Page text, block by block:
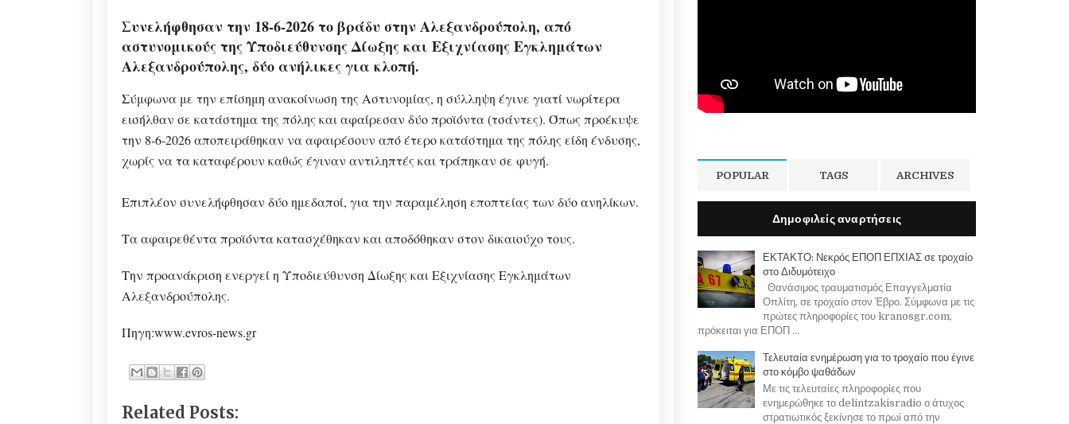
Συνελήφθησαν την 18-6-2026 το βράδυ στην Αλεξανδρούπολη, από
αστυνομικούς της Υποδιεύθυνσης Δίωξης και Εξιχνίασης Εγκλημάτων
Αλεξανδρούπολης, δύο ανήλικες για κλοπή.
Σύμφωνα με την επίσημη ανακοίνωση της Αστυνομίας, η σύλληψη έγινε γιατί νωρίτερα
εισήλθαν σε κατάστημα της πόλης και αφαίρεσαν δύο προϊόντα (τσάντες). Όπως προέκυψε
την 8-6-2026 αποπειράθηκαν να αφαιρέσουν από έτερο κατάστημα της πόλης είδη ένδυσης,
χωρίς να τα καταφέρουν καθώς έγιναν αντιληπτές και τράπηκαν σε φυγή.
Επιπλέον συνελήφθησαν δύο ημεδαποί, για την παραμέληση εποπτείας των δύο ανηλίκων.
Τα αφαιρεθέντα προϊόντα κατασχέθηκαν και αποδόθηκαν στον δικαιούχο τους.
Την προανάκριση ενεργεί η Υποδιεύθυνση Δίωξης και Εξιχνίασης Εγκλημάτων
Αλεξανδρούπολης.
Πηγη:www.evros-news.gr
Related Posts:
POPULAR TAGS ARCHIVES
Δημοφιλείς αναρτήσεις
ΕΚΤΑΚΤΟ: Νεκρός ΕΠΟΠ ΕΠΧΙΑΣ σε τροχαίο
στο Διδυμότειχο
Θανάσιμος τραυματισμός Επαγγελματία
Οπλίτη, σε τροχαίο στον Έβρο. Σύμφωνα με τις
πρώτες πληροφορίες του kranosgr.com,
πρόκειται για ΕΠΟΠ ...
Τελευταία ενημέρωση για το τροχαίο που έγινε
στο κόμβο ψαθάδων
Με τις τελευταίες πληροφορίες που
ενημερώθηκε το delintzakisradio ο άτυχος
στρατιωτικός ξεκίνησε το πρωί από την